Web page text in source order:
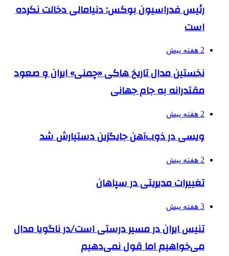
رئیس فدراسیون بوکس: دنیامالی دخالت نکرده
است
2 هفته پیش
نخستین مدال تاریخ هاکی «چمنی» ایران و صعود
مقتدرانه به جام جهانی
2 هفته پیش
ویسی در ذوب‌آهن جایگزین دستیارش شد
2 هفته پیش
تغییرات مدیریتی در سپاهان
3 هفته پیش
تنیس ایران در مسیر درستی است/در ناگویا مدال
می‌خواهیم اما قول نمی‌دهیم